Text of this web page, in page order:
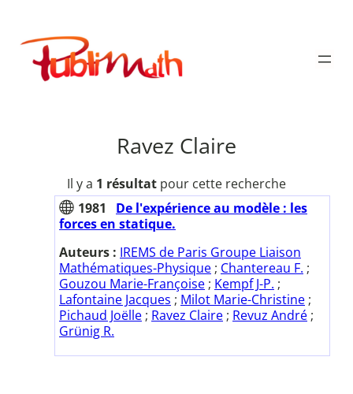
contenu
Publimath
Ravez Claire
Il y a 1 résultat pour cette recherche
1981
De l'expérience au modèle : les
forces en statique.
Auteurs : IREMS de Paris Groupe Liaison
Mathématiques-Physique ; Chantereau F. ;
Gouzou Marie-Françoise ; Kempf J-P. ;
Lafontaine Jacques ; Milot Marie-Christine ;
Pichaud Joëlle ; Ravez Claire ; Revuz André ;
Grünig R.